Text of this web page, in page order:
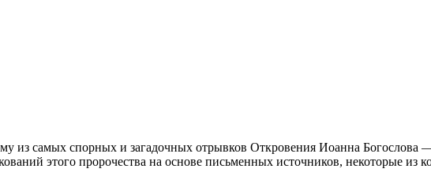
из самых спорных и загадочных отрывков Откровения Иоанна Богослова
этого пророчества на основе письменных источников, некоторые из